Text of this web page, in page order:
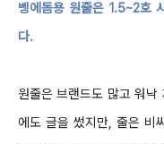
벵에돔용 원줄은 1.5~2호
다.
원줄은 브랜드도 많고 워낙
에도 글을 썼지만, 줄은 비